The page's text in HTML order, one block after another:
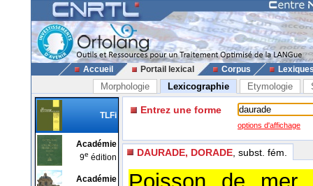
Accueil Portail lexical Corpus
Morphologie Lexicographie Etymologie
TLFi
Académie
9e édition
Académie
Entrez une forme
options d'affichage
DAURADE, DORADE , subst. fém.